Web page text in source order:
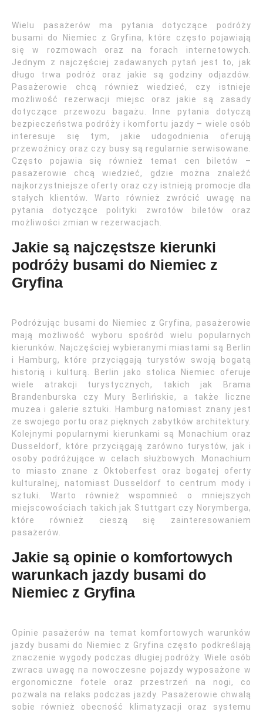
Wielu pasażerów ma pytania dotyczące podróży
busami do Niemiec z Gryfina, które często pojawiają
się w rozmowach oraz na forach internetowych.
Jednym z najczęściej zadawanych pytań jest to, jak
długo trwa podróż oraz jakie są godziny odjazdów.
Pasażerowie chcą również wiedzieć, czy istnieje
możliwość rezerwacji miejsc oraz jakie są zasady
dotyczące przewozu bagażu. Inne pytania dotyczą
bezpieczeństwa podróży i komfortu jazdy – wiele osób
interesuje się tym, jakie udogodnienia oferują
przewoźnicy oraz czy busy są regularnie serwisowane.
Często pojawia się również temat cen biletów –
pasażerowie chcą wiedzieć, gdzie można znaleźć
najkorzystniejsze oferty oraz czy istnieją promocje dla
stałych klientów. Warto również zwrócić uwagę na
pytania dotyczące polityki zwrotów biletów oraz
możliwości zmian w rezerwacjach.
Jakie są najczęstsze kierunki
podróży busami do Niemiec z
Gryfina
Podróżując busami do Niemiec z Gryfina, pasażerowie
mają możliwość wyboru spośród wielu popularnych
kierunków. Najczęściej wybieranymi miastami są Berlin
i Hamburg, które przyciągają turystów swoją bogatą
historią i kulturą. Berlin jako stolica Niemiec oferuje
wiele atrakcji turystycznych, takich jak Brama
Brandenburska czy Mury Berlińskie, a także liczne
muzea i galerie sztuki. Hamburg natomiast znany jest
ze swojego portu oraz pięknych zabytków architektury.
Kolejnymi popularnymi kierunkami są Monachium oraz
Dusseldorf, które przyciągają zarówno turystów, jak i
osoby podróżujące w celach służbowych. Monachium
to miasto znane z Oktoberfest oraz bogatej oferty
kulturalnej, natomiast Dusseldorf to centrum mody i
sztuki. Warto również wspomnieć o mniejszych
miejscowościach takich jak Stuttgart czy Norymberga,
które również cieszą się zainteresowaniem
pasażerów.
Jakie są opinie o komfortowych
warunkach jazdy busami do
Niemiec z Gryfina
Opinie pasażerów na temat komfortowych warunków
jazdy busami do Niemiec z Gryfina często podkreślają
znaczenie wygody podczas długiej podróży. Wiele osób
zwraca uwagę na nowoczesne pojazdy wyposażone w
ergonomiczne fotele oraz przestrzeń na nogi, co
pozwala na relaks podczas jazdy. Pasażerowie chwalą
sobie również obecność klimatyzacji oraz systemu